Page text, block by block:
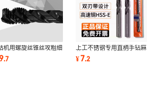
机用螺旋丝锥丝攻粗细
钢丝锥不锈钢钻孔
.7
上工不锈钢专用直柄手钻麻
花打孔钻头高速钢钻3.0-
4.9mmHSS-E
¥7.2